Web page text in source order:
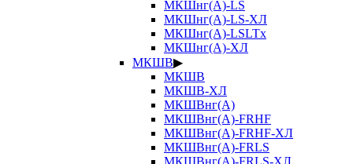
МКШнг(А)-LS
МКШнг(А)-LS-ХЛ
МКШнг(А)-LSLTx
МКШнг(А)-ХЛ
МКШВ▶
МКШВ
МКШВ-ХЛ
МКШВнг(А)
МКШВнг(А)-FRHF
МКШВнг(А)-FRHF-ХЛ
МКШВнг(А)-FRLS
МКШВнг(А)-FRLS-ХЛ